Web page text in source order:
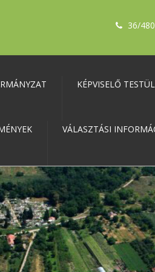
36/
KÉPVISELŐ
VÁLASZTÁSI